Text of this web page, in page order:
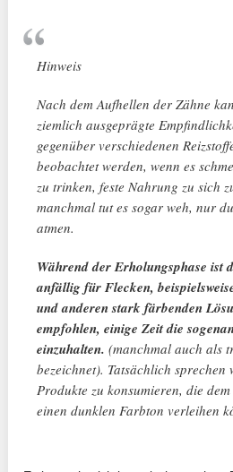
Hinweis
Nach dem Aufhellen der Zähne
ziemlich ausgeprägte
gegenüber verschiedenen
beobachtet werden, wenn es
zu trinken, feste Nahrung zu sich
manchmal tut es sogar weh, nur
atmen.
Während der Erholungsphase ist
anfällig für Flecken,
und anderen stark färbenden
empfohlen, einige Zeit die
einzuhalten. (manchmal auch als
bezeichnet). Tatsächlich sprechen
Produkte zu konsumieren, die
einen dunklen Farbton verleihen